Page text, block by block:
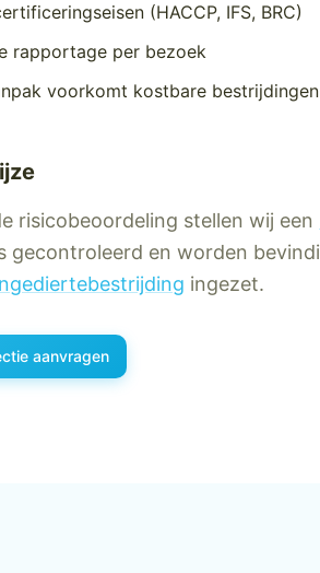
(HACCP, IFS, BRC)
rapportage per bezoek
voorkomt kostbare bestrijdingen
risicobeoordeling stellen wij een
gecontroleerd en worden
ingezet.
aanvragen